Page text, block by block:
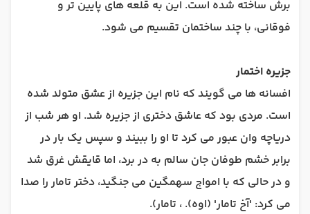
برش ساخته شده است. این به قلعه های پایین تر و
فوقانی، با چند ساختمان تقسیم می شود.
جزیره اختمار
افسانه ها می گویند که نام این جزیره از عشق متولد شده
است. مردی بود که عاشق دختری از جزیره شد. او هر شب از
دریاچه وان عبور می کرد تا او را ببیند و سپس یک بار در
برابر خشم طوفان جان سالم به در برد، اما قایقش غرق شد
و در حالی که با امواج سهمگین می جنگید، دختر تامار را صدا
می کرد: 'آخ تامار' (اوه). ، تامار).